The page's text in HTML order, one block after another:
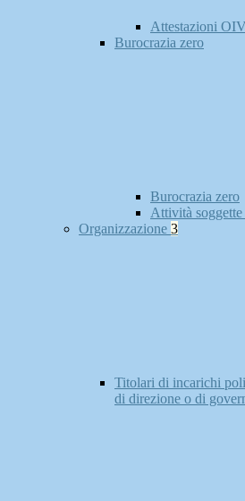
Attestazioni
Burocrazia zero
Burocrazia zero
Attività
Organizzazione 3
Titolari di incarichi
di direzione o di